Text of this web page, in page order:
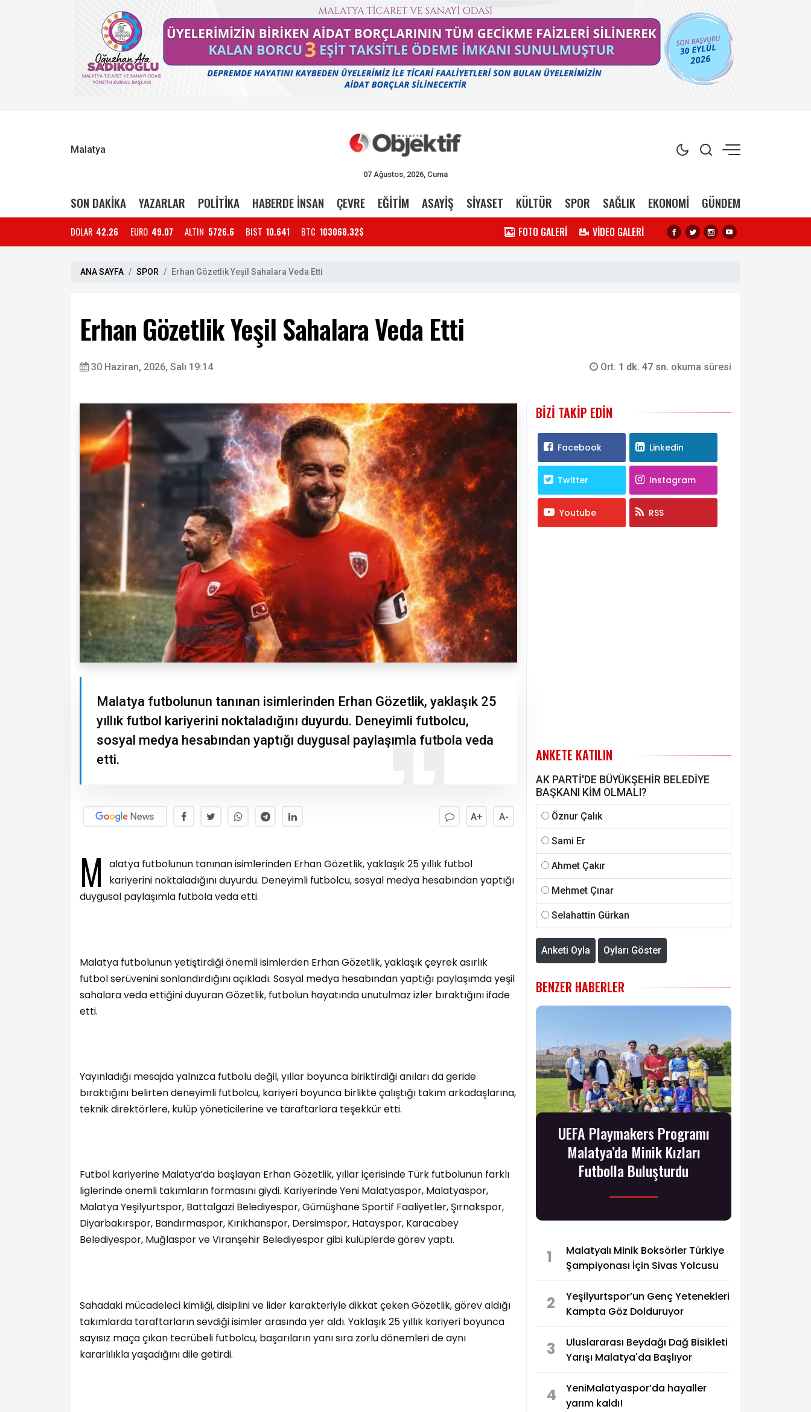
Malatya
07 Ağustos, 2026, Cuma
SON DAKİKA YAZARLAR POLİTİKA HABERDE İNSAN ÇEVRE EĞİTİM ASAYİŞ SİYASET KÜLTÜR SPOR SAĞLIK EKONOMİ GÜNDEM
DOLAR 42.26 EURO 49.07 ALTIN 5726.6 BIST 10.641 BTC 103068.32$ FOTO GALERİ VİDEO GALERİ
ANA SAYFA SPOR Erhan Gözetlik Yeşil Sahalara Veda Etti
Erhan Gözetlik Yeşil Sahalara Veda Etti
30 Haziran, 2026, Salı 19:14 Ort. 1 dk. 47 sn. okuma süresi
Malatya futbolunun tanınan isimlerinden Erhan Gözetlik, yaklaşık 25
yıllık futbol kariyerini noktaladığını duyurdu. Deneyimli futbolcu,
sosyal medya hesabından yaptığı duygusal paylaşımla futbola veda
etti.
A+ A-
M
alatya futbolunun tanınan isimlerinden Erhan Gözetlik, yaklaşık 25 yıllık futbol
kariyerini noktaladığını duyurdu. Deneyimli futbolcu, sosyal medya hesabından yaptığı
duygusal paylaşımla futbola veda etti.
Malatya futbolunun yetiştirdiği önemli isimlerden Erhan Gözetlik, yaklaşık çeyrek asırlık
futbol serüvenini sonlandırdığını açıkladı. Sosyal medya hesabından yaptığı paylaşımda yeşil
sahalara veda ettiğini duyuran Gözetlik, futbolun hayatında unutulmaz izler bıraktığını ifade
etti.
Yayınladığı mesajda yalnızca futbolu değil, yıllar boyunca biriktirdiği anıları da geride
bıraktığını belirten deneyimli futbolcu, kariyeri boyunca birlikte çalıştığı takım arkadaşlarına,
teknik direktörlere, kulüp yöneticilerine ve taraftarlara teşekkür etti.
Futbol kariyerine Malatya’da başlayan Erhan Gözetlik, yıllar içerisinde Türk futbolunun farklı
liglerinde önemli takımların formasını giydi. Kariyerinde Yeni Malatyaspor, Malatyaspor,
Malatya Yeşilyurtspor, Battalgazi Belediyespor, Gümüşhane Sportif Faaliyetler, Şırnakspor,
Diyarbakırspor, Bandırmaspor, Kırıkhanspor, Dersimspor, Hatayspor, Karacabey
Belediyespor, Muğlaspor ve Viranşehir Belediyespor gibi kulüplerde görev yaptı.
Sahadaki mücadeleci kimliği, disiplini ve lider karakteriyle dikkat çeken Gözetlik, görev aldığı
takımlarda taraftarların sevdiği isimler arasında yer aldı. Yaklaşık 25 yıllık kariyeri boyunca
sayısız maça çıkan tecrübeli futbolcu, başarıların yanı sıra zorlu dönemleri de aynı
kararlılıkla yaşadığını dile getirdi.
BIZI TAKIP EDIN
Facebook Linkedin
Twitter Instagram
Youtube RSS
ANKETE KATILIN
AK PARTİ'DE BÜYÜKŞEHİR BELEDİYE
BAŞKANI KİM OLMALI?
Öznur Çalık
Sami Er
Ahmet Çakır
Mehmet Çınar
Selahattin Gürkan
Anketi Oyla Oyları Göster
BENZER HABERLER
UEFA Playmakers Programı
Malatya’da Minik Kızları
Futbolla Buluşturdu
1
Malatyalı Minik Boksörler Türkiye
Şampiyonası İçin Sivas Yolcusu
2
Yeşilyurtspor’un Genç Yetenekleri
Kampta Göz Dolduruyor
3
Uluslararası Beydağı Dağ Bisikleti
Yarışı Malatya'da Başlıyor
4
YeniMalatyaspor’da hayaller
yarım kaldı!